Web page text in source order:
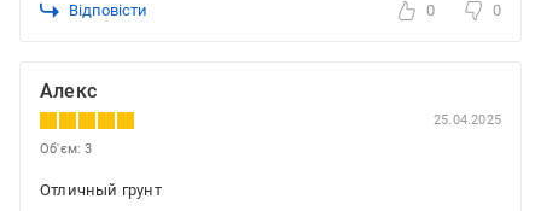
Відповісти 0 0
Алекс
25.04.2025
Об'єм: 3
Отличный грунт